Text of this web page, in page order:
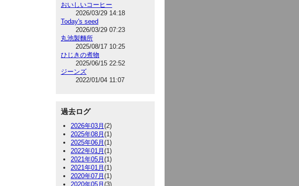
おいしいコーヒー
2026/03/29 14:18
Today's seed
2026/03/29 07:23
丸池製麵所
2025/08/17 10:25
ひじきの煮物
2025/06/15 22:52
ジーンズ
2022/01/04 11:07
過去ログ
2026年03月(2)
2025年08月(1)
2025年06月(1)
2022年01月(1)
2021年05月(1)
2021年01月(1)
2020年07月(1)
2020年05月(3)